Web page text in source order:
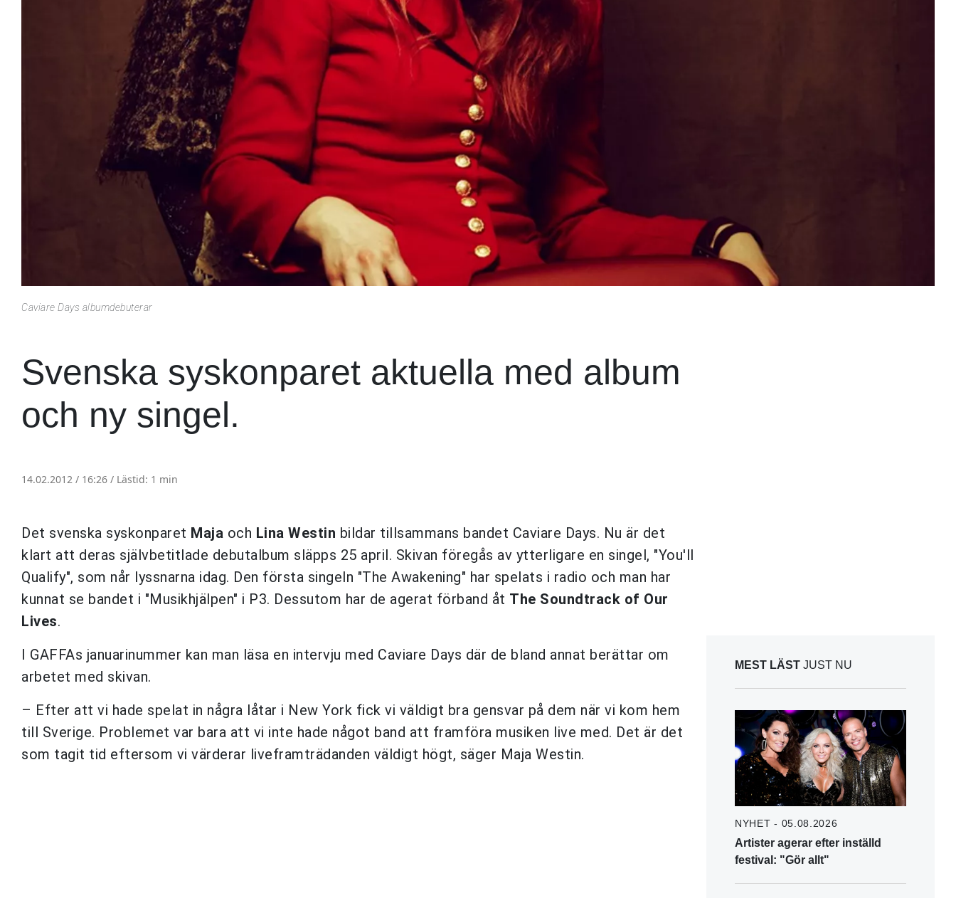
Caviare Days albumdebuterar
Svenska syskonparet aktuella med album
och ny singel.
14.02.2012 / 16:26 / Lästid: 1 min
Det svenska syskonparet Maja och Lina Westin bildar tillsammans bandet Caviare Days. Nu är det
klart att deras självbetitlade debutalbum släpps 25 april. Skivan föregås av ytterligare en singel, "You'll
Qualify", som når lyssnarna idag. Den första singeln "The Awakening" har spelats i radio och man har
kunnat se bandet i "Musikhjälpen" i P3. Dessutom har de agerat förband åt The Soundtrack of Our
Lives.
I GAFFAs januarinummer kan man läsa en intervju med Caviare Days där de bland annat berättar om
arbetet med skivan.
– Efter att vi hade spelat in några låtar i New York fick vi väldigt bra gensvar på dem när vi kom hem
till Sverige. Problemet var bara att vi inte hade något band att framföra musiken live med. Det är det
som tagit tid eftersom vi värderar liveframträdanden väldigt högt, säger Maja Westin.
MEST LÄST JUST NU
NYHET - 05.08.2026
Artister agerar efter inställd
festival: "Gör allt"